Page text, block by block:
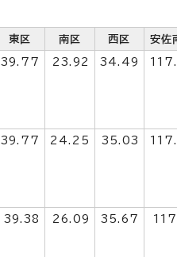
東区 南区 西区 安佐
39.77 23.92 34.49
39.77 24.25 35.03
39.38 26.09 35.67